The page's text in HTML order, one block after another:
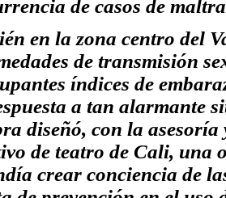
de casos de
en la zona centro del
de transmisión
índices de
a tan alarmante
diseñó, con la
de teatro de Cali, una
crear conciencia de